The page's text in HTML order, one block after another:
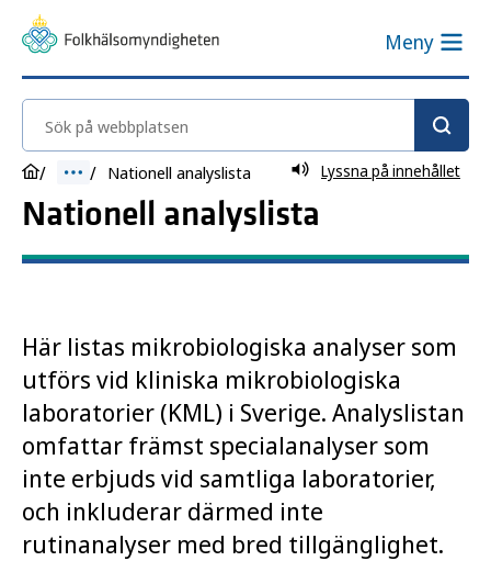
Meny
Sök på webbplatsen
Nationell analyslista Lyssna på innehållet
Nationell analyslista
Här listas mikrobiologiska analyser som
utförs vid kliniska mikrobiologiska
laboratorier (KML) i Sverige. Analyslistan
omfattar främst specialanalyser som
inte erbjuds vid samtliga laboratorier,
och inkluderar därmed inte
rutinanalyser med bred tillgänglighet.